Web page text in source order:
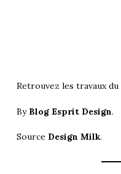
Retrouvez les travaux du
By Blog Esprit Design.
Source Design Milk.